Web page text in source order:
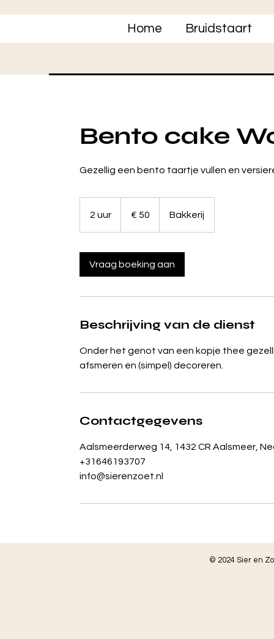
Home Bruidstaart
Bento cake
Gezellig een bento taartje vullen en
2 uur € 50 Bakkerij
Vraag boeking aan
Beschrijving van de dienst
Onder het genot van een kopje thee
afsmeren en (simpel) decoreren.
Contactgegevens
Aalsmeerderweg 14, 1432 CR Aalsmeer,
+31646193707
info@sierenzoet.nl
© 2024 Sier en